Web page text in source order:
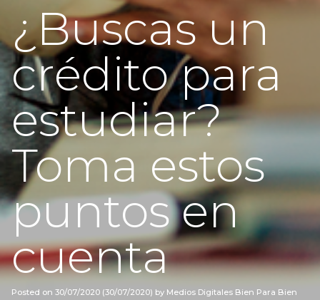
¿Buscas un
crédito para
estudiar?
Toma estos
puntos en
cuenta
Posted on 30/07/2020 (30/07/2020) by Medios Digitales Bien Para Bien